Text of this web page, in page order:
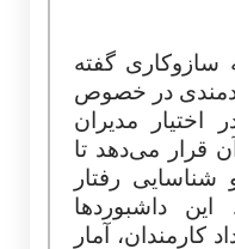
سازوکاری گفته
در خصوص
اختیار مدیران
قرار می‌دهد تا
شناسایی رفتار
این داشبوردها
کارمندان، آمار